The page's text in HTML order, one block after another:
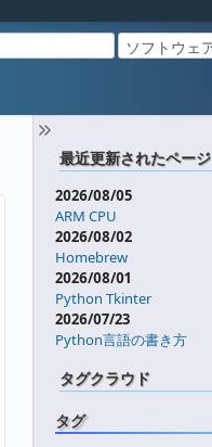
最近更新されたページ
2026/08/05
ARM CPU
2026/08/02
Homebrew
2026/08/01
Python Tkinter
2026/07/23
Python言語の書き方
タグクラウド
タグ